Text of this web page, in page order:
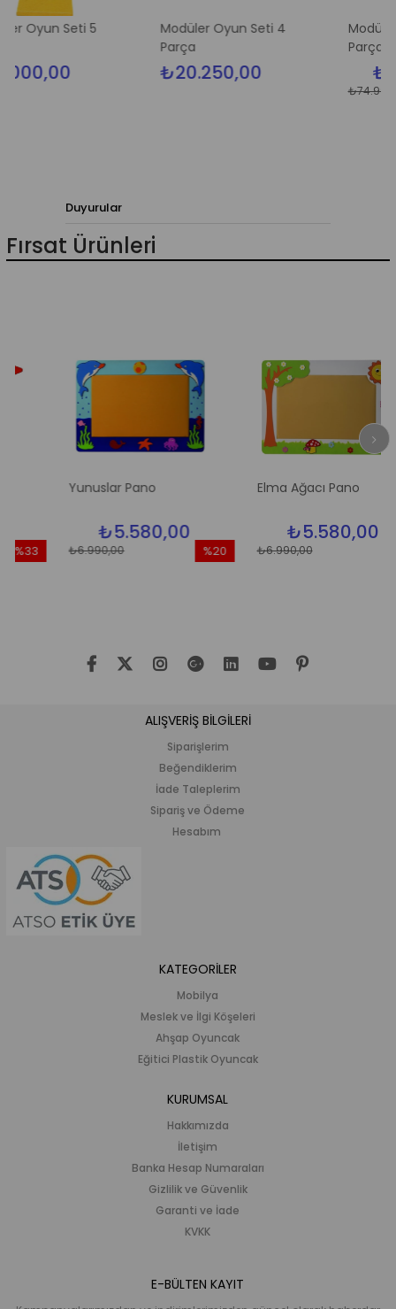
Seti 5
Modüler Oyun Seti 4
₺20.250,00
Modüler Oyun
₺74.999,00
Duyurular
Fırsat Ürünleri
Yunuslar Pano
₺5.580,00
₺6.990,00
%20
Elma Ağacı Pano
₺5.580,00
₺6.990,00
ALIŞVERİŞ BİLGİLERİ
Siparişlerim
Beğendiklerim
İade Taleplerim
Sipariş ve Ödeme
Hesabım
KATEGORİLER
Mobilya
Meslek ve İlgi Köşeleri
Ahşap Oyuncak
Eğitici Plastik Oyuncak
KURUMSAL
Hakkımızda
İletişim
Banka Hesap Numaraları
Gizlilik ve Güvenlik
Garanti ve İade
KVKK
E-BÜLTEN KAYIT